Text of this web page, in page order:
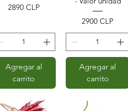
Precio
2890 CLP
Agregar al
carrito
Precio
2900 CLP
Agregar al
carrito